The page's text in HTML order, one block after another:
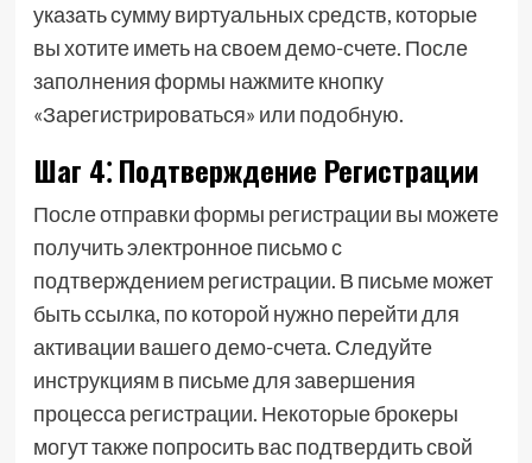
указать сумму виртуальных средств, которые
вы хотите иметь на своем демо-счете. После
заполнения формы нажмите кнопку
«Зарегистрироваться» или подобную.
Шаг 4⁚ Подтверждение Регистрации
После отправки формы регистрации вы можете
получить электронное письмо с
подтверждением регистрации. В письме может
быть ссылка, по которой нужно перейти для
активации вашего демо-счета. Следуйте
инструкциям в письме для завершения
процесса регистрации. Некоторые брокеры
могут также попросить вас подтвердить свой